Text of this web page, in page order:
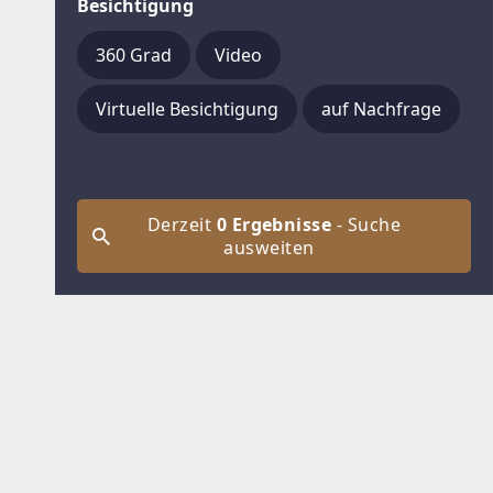
Besichtigung
360 Grad Video
Virtuelle Besichtigung auf Nachfrage
Derzeit 0 Ergebnisse - Suche
ausweiten